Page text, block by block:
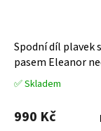
Spodní díl plavek
pasem Eleanor
růžové
Průměrné
produktu
je
✅ Skladem
990 Kč